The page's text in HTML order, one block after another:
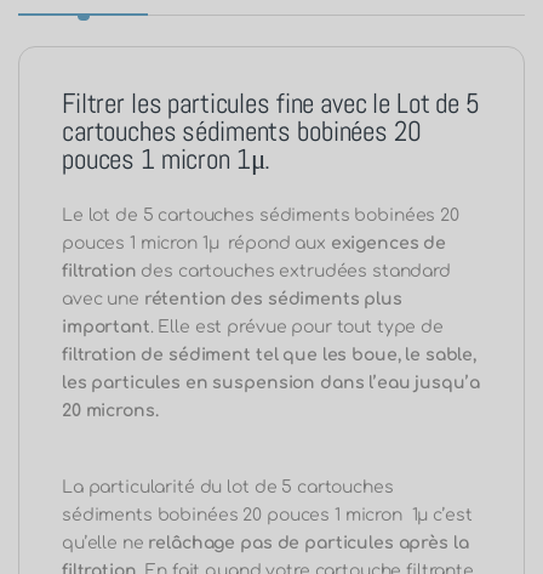
Filtrer les particules fine avec le Lot de 5
cartouches sédiments bobinées 20
pouces 1 micron 1μ.
Le lot de 5 cartouches sédiments bobinées 20
pouces 1 micron 1μ répond aux exigences de
filtration des cartouches extrudées standard
avec une rétention des sédiments plus
important. Elle est prévue pour tout type de
filtration de sédiment tel que les boue, le sable,
les particules en suspension dans l’eau jusqu’a
20 microns.
La particularité du lot de 5 cartouches
sédiments bobinées 20 pouces 1 micron 1μ c’est
qu’elle ne relâchage pas de particules après la